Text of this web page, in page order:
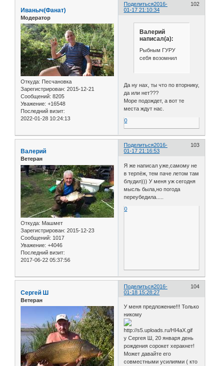
Поделиться 102
2016-
01-17 21:10:34
Иваныч(Фанат)
Модератор
Откуда: Песчановка
Зарегистрирован: 2015-12-21
Сообщений: 8205
Уважение: +16548
Последний визит:
2022-01-28 10:24:13
Валерий
написал(а):
Рыбным ГУРУ
себя возомнил
Да ну нах, ты что по вторнику,
да или нет???
Море подождет, а вот те
места ждут нас.
0
Поделиться 103
2016-
01-17 21:16:53
Валерий
Ветеран
Откуда: Машмет
Зарегистрирован: 2015-12-23
Сообщений: 1017
Уважение: +4046
Последний визит:
2017-06-22 05:37:56
Я же написал уже,самому не
в терпёж, тем паче летом там
блудил))) У меня уж сегодня
мысль была,но погода
переубедила.....
0
Поделиться 104
2016-
01-18 15:28:27
Сергей Ш
Ветеран
У меня предложение!!! Только
никому
у Сергея Ш, 20 января день
рождения сорокет херакнет!
Может давайте его
совместными усилиями ( кто